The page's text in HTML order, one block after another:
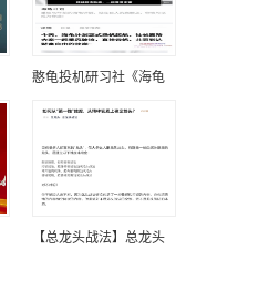
憨龟投机研习社《海龟
【总龙头战法】总龙头